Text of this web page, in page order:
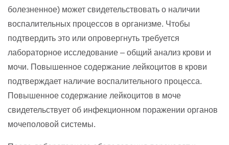
болезненное) может свидетельствовать о наличии
воспалительных процессов в организме. Чтобы
подтвердить это или опровергнуть требуется
лабораторное исследование – общий анализ крови и
мочи. Повышенное содержание лейкоцитов в крови
подтверждает наличие воспалительного процесса.
Повышенное содержание лейкоцитов в моче
свидетельствует об инфекционном поражении органов
мочеполовой системы.